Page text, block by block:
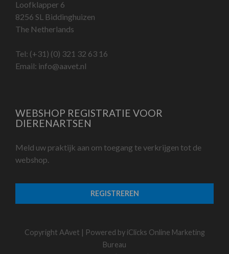
Loofklapper 6
8256 SL Biddinghuizen
The Netherlands
Tel: (+31) (0) 321 32 63 16
Email: info@aavet.nl
WEBSHOP REGISTRATIE VOOR
DIERENARTSEN
Meld uw praktijk aan om toegang te verkrijgen tot de
webshop.
REGISTREREN
Copyright AAvet | Powered by iClicks Online Marketing
Bureau